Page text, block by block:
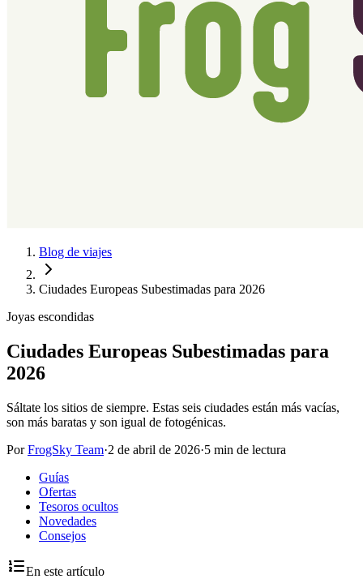
Blog de viajes
Ciudades Europeas Subestimadas para 2026
Joyas escondidas
Ciudades Europeas Subestimadas para
2026
Sáltate los sitios de siempre. Estas seis ciudades están más vacías,
son más baratas y son igual de fotogénicas.
PorFrogSky Team·2 de abril de 2026·5 min de lectura
Guías
Ofertas
Tesoros ocultos
Novedades
Consejos
En este artículo